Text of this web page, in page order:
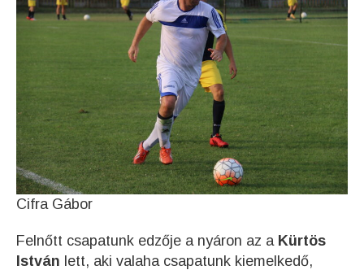
Cifra Gábor
Felnőtt csapatunk edzője a nyáron az a Kürtös
István lett, aki valaha csapatunk kiemelkedő,